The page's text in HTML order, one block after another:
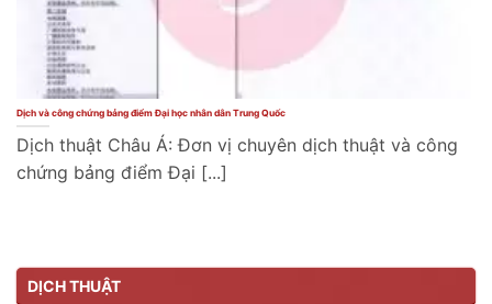
Dịch và công chứng bảng điểm Đại học nhân dân Trung Quốc
Dịch thuật Châu Á: Đơn vị chuyên dịch thuật và công
chứng bảng điểm Đại [...]
DỊCH THUẬT